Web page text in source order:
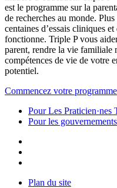
est le programme sur la
de recherches au monde.
centaines d’essais cliniques
fonctionne. Triple P vous
parent, rendre la vie familiale
compétences de vie de votre
potentiel.
Commencez votre
Pour Les Praticien·nes
Pour les
Plan du site